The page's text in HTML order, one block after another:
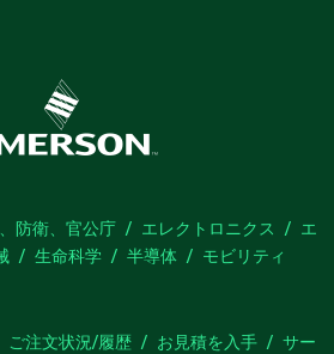
防衛、官公庁 エレクトロニクス
エ
生命科学 半導体 モビリティ
ご注文状況/履歴 お見積を入手
サー